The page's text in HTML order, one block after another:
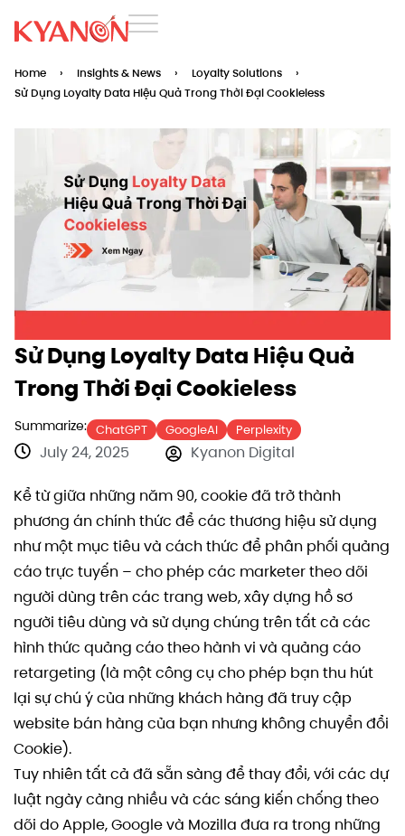
Home › Insights & News › Loyalty Solutions
›
Sử Dụng Loyalty Data Hiệu Quả Trong Thời Đại Cookieless
Sử Dụng Loyalty Data Hiệu Quả
Trong Thời Đại Cookieless
Summarize: ChatGPT GoogleAI Perplexity
July 24, 2025 Kyanon Digital
Kể từ giữa những năm 90, cookie đã trở thành
phương án chính thức để các thương hiệu sử dụng
như một mục tiêu và cách thức để phân phối quảng
cáo trực tuyến – cho phép các marketer theo dõi
người dùng trên các trang web, xây dựng hồ sơ
người tiêu dùng và sử dụng chúng trên tất cả các
hình thức quảng cáo theo hành vi và quảng cáo
retargeting (là một công cụ cho phép bạn thu hút
lại sự chú ý của những khách hàng đã truy cập
website bán hàng của bạn nhưng không chuyển đổi
Cookie).
Tuy nhiên tất cả đã sẵn sàng để thay đổi, với các dự
luật ngày càng nhiều và các sáng kiến ​​chống theo
dõi do Apple, Google và Mozilla đưa ra trong những